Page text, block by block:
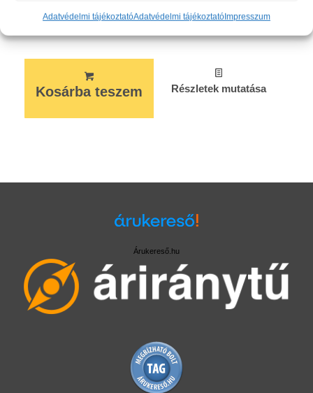
Adatvédelmi tájékoztatóAdatvédelmi tájékoztatóImpresszum
Kosárba teszem Részletek mutatása
Árukereső.hu